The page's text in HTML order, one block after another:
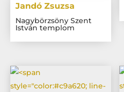
Jandó Zsuzsa
Nagybörzsöny Szent
István templom